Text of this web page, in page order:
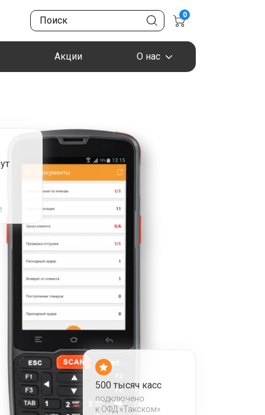
0
Акции О нас
500 тысяч касс
подключено
к ОФД «Такском»